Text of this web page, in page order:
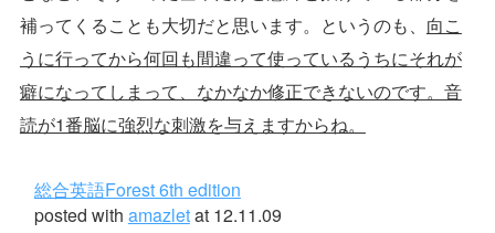
補ってくることも大切だと思います。というのも、 向こ
うに行ってから何回も間違って使っているうちにそれが
癖になってしまって、なかなか修正できないのです。音
読が1番脳に強烈な刺激を与えますからね。
総合英語Forest 6th edition
posted with amazletat 12.11.09